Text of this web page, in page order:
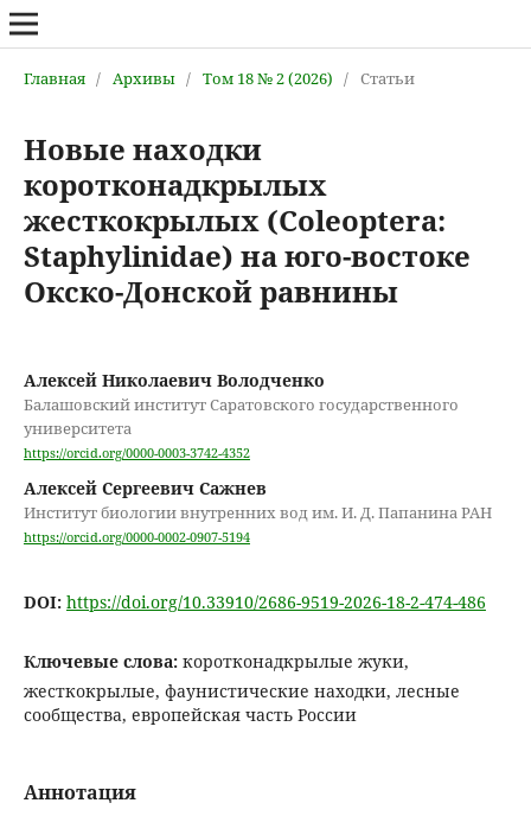
Главная / Архивы / Том 18 № 2 (2026) / Статьи
Новые находки
коротконадкрылых
жесткокрылых (Coleoptera:
Staphylinidae) на юго-востоке
Окско-Донской равнины
Алексей Николаевич Володченко
Балашовский институт Саратовского государственного
университета
https://orcid.org/0000-0003-3742-4352
Алексей Сергеевич Сажнев
Институт биологии внутренних вод им. И. Д. Папанина РАН
https://orcid.org/0000-0002-0907-5194
DOI: https://doi.org/10.33910/2686-9519-2026-18-2-474-486
Ключевые слова: коротконадкрылые жуки,
жесткокрылые, фаунистические находки, лесные
сообщества, европейская часть России
Аннотация